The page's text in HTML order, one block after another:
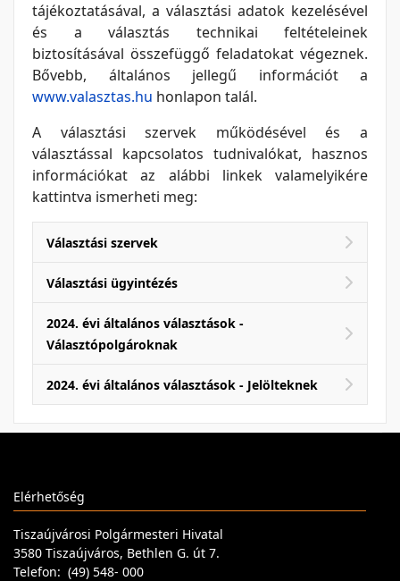
tájékoztatásával, a választási adatok kezelésével
és a választás technikai feltételeinek
biztosításával összefüggő feladatokat végeznek.
Bővebb, általános jellegű információt a
www.valasztas.hu honlapon talál.
A választási szervek működésével és a
választással kapcsolatos tudnivalókat, hasznos
információkat az alábbi linkek valamelyikére
kattintva ismerheti meg:
Választási szervek
Választási ügyintézés
2024. évi általános választások -
Választópolgároknak
2024. évi általános választások - Jelölteknek
Elérhetőség
Tiszaújvárosi Polgármesteri Hivatal
3580 Tiszaújváros, Bethlen G. út 7.
Telefon: (49) 548- 000